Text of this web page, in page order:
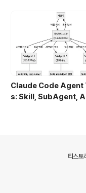
Claude Code Agent
s: Skill, SubAgent,
티스토